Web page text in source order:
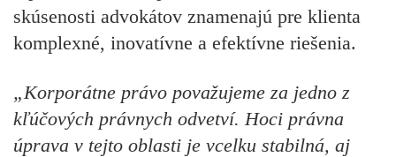
skúsenosti advokátov znamenajú pre klienta
komplexné, inovatívne a efektívne riešenia.
„Korporátne právo považujeme za jedno z
kľúčových právnych odvetví. Hoci právna
úprava v tejto oblasti je vcelku stabilná, aj